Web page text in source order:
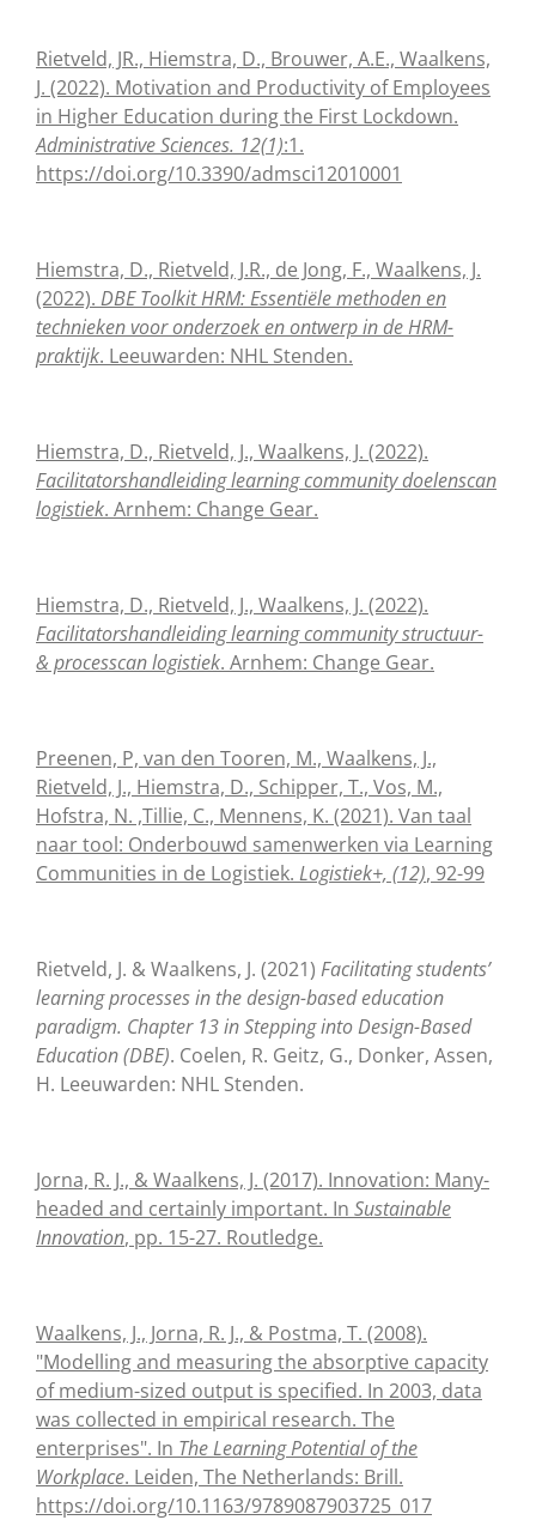
Rietveld, JR., Hiemstra, D., Brouwer, A.E., Waalkens,
J. (2022). Motivation and Productivity of Employees
in Higher Education during the First Lockdown.
Administrative Sciences. 12(1):1.
https://doi.org/10.3390/admsci12010001
Hiemstra, D., Rietveld, J.R., de Jong, F., Waalkens, J.
(2022). DBE Toolkit HRM: Essentiële methoden en
technieken voor onderzoek en ontwerp in de HRM-
praktijk. Leeuwarden: NHL Stenden.
Hiemstra, D., Rietveld, J., Waalkens, J. (2022).
Facilitatorshandleiding learning community doelenscan
logistiek. Arnhem: Change Gear.
Hiemstra, D., Rietveld, J., Waalkens, J. (2022).
Facilitatorshandleiding learning community structuur-
& processcan logistiek. Arnhem: Change Gear.
Preenen, P, van den Tooren, M., Waalkens, J.,
Rietveld, J., Hiemstra, D., Schipper, T., Vos, M.,
Hofstra, N. ,Tillie, C., Mennens, K. (2021). Van taal
naar tool: Onderbouwd samenwerken via Learning
Communities in de Logistiek. Logistiek+, (12), 92-99
Rietveld, J. & Waalkens, J. (2021) Facilitating students’
learning processes in the design-based education
paradigm. Chapter 13 in Stepping into Design-Based
Education (DBE). Coelen, R. Geitz, G., Donker, Assen,
H. Leeuwarden: NHL Stenden.
Jorna, R. J., & Waalkens, J. (2017). Innovation: Many-
headed and certainly important. In Sustainable
Innovation, pp. 15-27. Routledge.
Waalkens, J., Jorna, R. J., & Postma, T. (2008).
"Modelling and measuring the absorptive capacity
of medium-sized output is specified. In 2003, data
was collected in empirical research. The
enterprises". In The Learning Potential of the
Workplace. Leiden, The Netherlands: Brill.
https://doi.org/10.1163/9789087903725_017